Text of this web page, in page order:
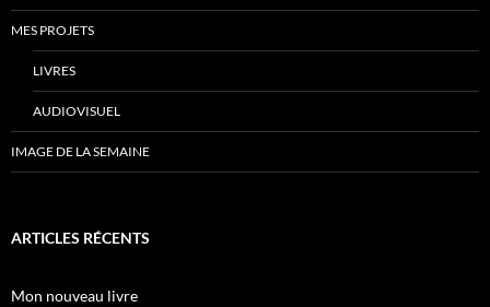
MES PROJETS
LIVRES
AUDIOVISUEL
IMAGE DE LA SEMAINE
ARTICLES RÉCENTS
Mon nouveau livre